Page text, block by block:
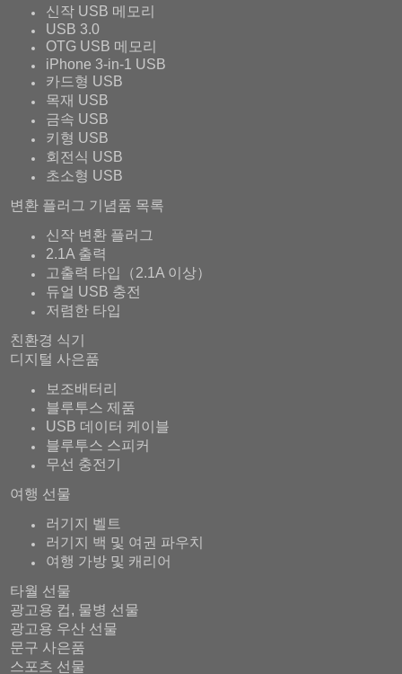
신작 USB 메모리
USB 3.0
OTG USB 메모리
iPhone 3-in-1 USB
카드형 USB
목재 USB
금속 USB
키형 USB
회전식 USB
초소형 USB
변환 플러그 기념품 목록
신작 변환 플러그
2.1A 출력
고출력 타입（2.1A 이상）
듀얼 USB 충전
저렴한 타입
친환경 식기
디지털 사은품
보조배터리
블루투스 제품
USB 데이터 케이블
블루투스 스피커
무선 충전기
여행 선물
러기지 벨트
러기지 백 및 여권 파우치
여행 가방 및 캐리어
타월 선물
광고용 컵, 물병 선물
광고용 우산 선물
문구 사은품
스포츠 선물